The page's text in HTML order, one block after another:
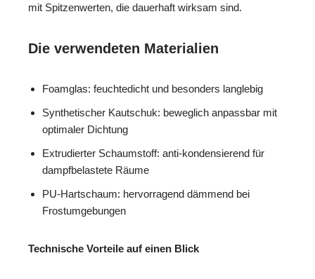
mit Spitzenwerten, die dauerhaft wirksam sind.
Die verwendeten Materialien
Foamglas: feuchtedicht und besonders langlebig
Synthetischer Kautschuk: beweglich anpassbar mit
optimaler Dichtung
Extrudierter Schaumstoff: anti-kondensierend für
dampfbelastete Räume
PU-Hartschaum: hervorragend dämmend bei
Frostumgebungen
Technische Vorteile auf einen Blick